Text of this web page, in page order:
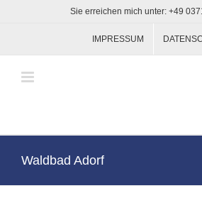
Sie erreichen mich unter: +49
IMPRESSUM
Waldbad Adorf